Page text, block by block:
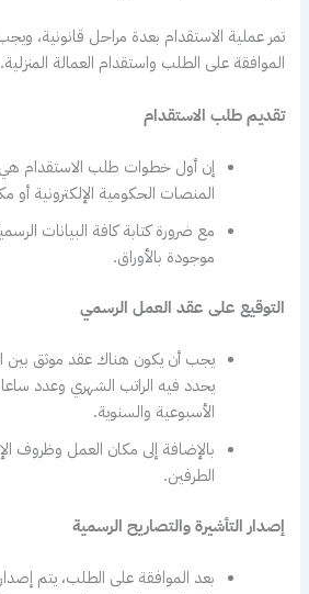
تمر عملية الاستقدام بعدة مراحل قانونية،
الموافقة على الطلب واستقدام العمالة المنزلية.
تقديم طلب الاستقدام
إن أول خطوات طلب الاستقدام
المنصات الحكومية الإلكترونية أو
مع ضرورة كتابة كافة البيانات
موجودة بالأوراق.
التوقيع على عقد العمل الرسمي
يجب أن يكون هناك عقد موثق بين
يحدد فيه الراتب الشهري وعدد
الأسبوعية والسنوية.
بالإضافة إلى مكان العمل وظروف
الطرفين.
إصدار التأشيرة والتصاريح الرسمية
بعد الموافقة على الطلب، يتم